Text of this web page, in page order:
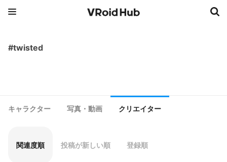
#twisted
キャラクター 写真・動画 クリエイター
関連度順 投稿が新しい順 登録順